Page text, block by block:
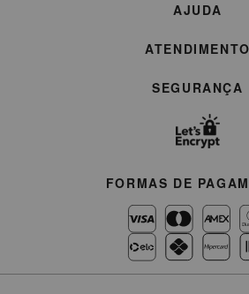
AJUDA
ATENDIMENTO
SEGURANÇA
FORMAS DE